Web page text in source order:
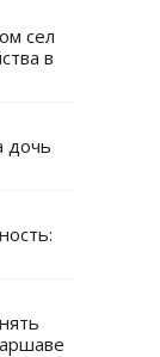
сел
в
дочь